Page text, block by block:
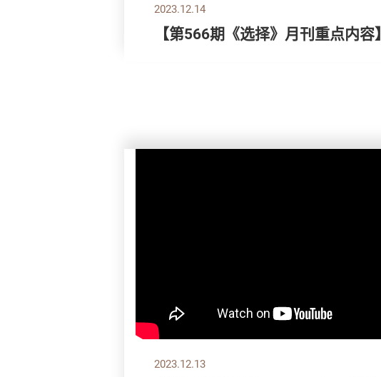
2023.12.14
【第566期《选择》月刊重点内容】
2023.12.13